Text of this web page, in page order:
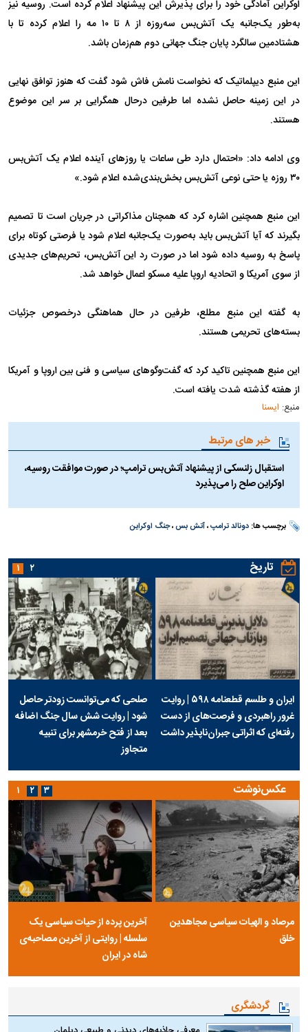
اوکراین آمادگی خود را برای پذیرش این پیشنهاد اعلام کرده است. روسیه نیز
به‌طور یک‌جانبه یک آتش‌بس سه‌روزه از ۸ تا ۱۰ مه را اعلام کرده تا با
هشتادمین سالگرد پایان جنگ جهانی دوم هم‌زمان باشد.
این منبع دیپلماتیک که نخواست نامش فاش شود گفت که هنوز توافق نهایی
در این زمینه حاصل نشده اما طرفین درحال همگرایی بر سر این موضوع
هستند.
وی ادامه داد: «احتمال دارد طی ساعات یا روزهای آینده اعلام یک آتش‌بس
۳۰ روزه یا حتی نوعی آتش‌بس بخش‌بندی‌شده اعلام شود.»
این منبع همچنین اشاره کرد که همچنان مذاکراتی در جریان است تا تصمیم
بگیرند که آیا آتش‌بس باید به‌صورت یک‌جانبه اعلام شود یا فرصتی کوتاه برای
پاسخ به روسیه داده شود اما در صورت رد این آتش‌بس، تحریم‌های جدیدی
از سوی آمریکا و اتحادیه اروپا علیه مسکو اعمال خواهد شد.
به گفته این منبع مطلع، طرفین در حال هماهنگی درخصوص جزئیات
بسته‌های تحریمی هستند.
این منبع همچنین تاکید کرد که گفت‌وگوهای سیاسی و فنی بین اروپا و آمریکا
از هفته گذشته شدت یافته است.
منبع: ایسنا
خبر های مرتبط
استقبال زلنسکی از پیشنهاد آتش‌بس ترامپ؛ در صورت موافقت روسیه،
اوکراین صلح را می‌پذیرد
برچسب ها:دونالد ترامپ،آتش بس،جنگ اوکراین
تاریخ
ایران و طلسم قطعنامه ۵۹۸ | روایت
غرور راهبردی و فرصت‌های از دست
رفته‌ای که اثراتی جبران‌ناپذیر داشت
صلحی که می‌توانست زودتر حاصل
شود | روایت شش سال جنگ اضافه
بعد از فتح خرمشهر برای تنبیه
متجاوز
۱ ۲
عکس‌نوشت
مرصاد و الهیات سیاسی مجاهدین
خلق
آخرین پرده از حیات سیاسی یک
سلسله | روایتی از آخرین مصاحبه‌ی
شاه در ایران
۱ ۲ ۳
گردشگری